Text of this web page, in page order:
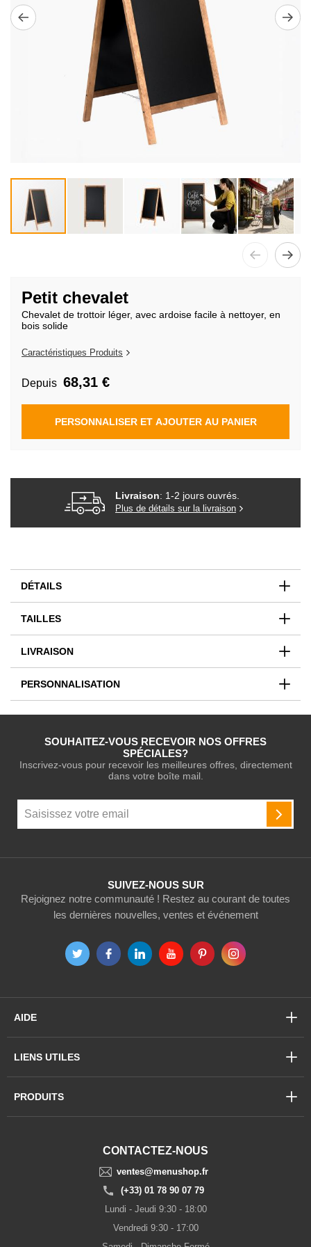
début
d’images
Petit chevalet
Chevalet de trottoir léger, avec ardoise facile à nettoyer, en
bois solide
Caractéristiques Produits
Depuis 68,31 €
PERSONNALISER ET AJOUTER AU PANIER
Livraison: 1-2 jours ouvrés.
Plus de détails sur la livraison
DÉTAILS
TAILLES
LIVRAISON
PERSONNALISATION
SUIVEZ-NOUS SUR
Rejoignez notre communauté ! Restez au courant de toutes
les dernières nouvelles, ventes et événement
SOUHAITEZ-VOUS RECEVOIR NOS OFFRES
SPÉCIALES?
Inscrivez-vous pour recevoir les meilleures offres, directement
dans votre boîte mail.
notre
CONTACTEZ-NOUS
ventes@menushop.fr
(+33) 01 78 90 07 79
Lundi - Jeudi 9:30 - 18:00
Vendredi 9:30 - 17:00
AIDE
LIENS UTILES
PRODUITS